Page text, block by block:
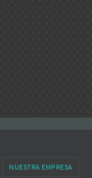
NUESTRA EMPRESA